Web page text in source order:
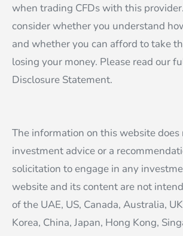
when trading CFDs with this
consider whether you understand
and whether you can afford to take
losing your money. Please read our
Disclosure Statement.
The information on this website
investment advice or a
solicitation to engage in any
website and its content are not
of the UAE, US, Canada, Australia,
Korea, China, Japan, Hong Kong,